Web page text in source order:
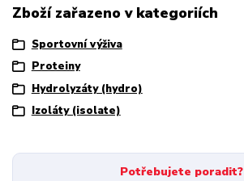
Zboží zařazeno v kategoriích
Sportovní výživa
Proteiny
Hydrolyzáty (hydro)
Izoláty (isolate)
Potřebujete poradit?